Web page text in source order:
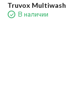
Truvox Multiwash
В наличии